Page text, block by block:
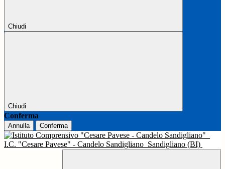
Chiudi
Chiudi
Conferma
Annulla Conferma
I.C. "Cesare Pavese" - Candelo Sandigliano Sandigliano (BI)